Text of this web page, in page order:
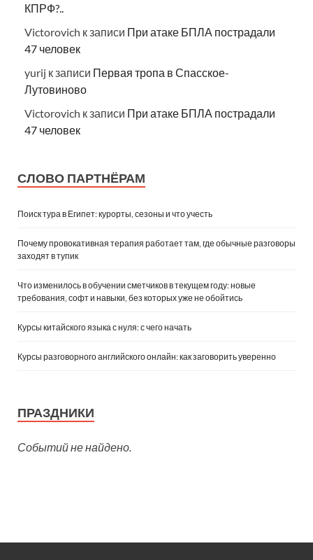
КПРФ?..
Victorovich к записи При атаке БПЛА пострадали
47 человек
yurij к записи Первая тропа в Спасское-
Лутовиново
Victorovich к записи При атаке БПЛА пострадали
47 человек
СЛОВО ПАРТНЁРАМ
Поиск тура в Египет: курорты, сезоны и что учесть
Почему провокативная терапия работает там, где обычные разговоры
заходят в тупик
Что изменилось в обучении сметчиков в текущем году: новые
требования, софт и навыки, без которых уже не обойтись
Курсы китайского языка с нуля: с чего начать
Курсы разговорного английского онлайн: как заговорить уверенно
ПРАЗДНИКИ
Событий не найдено.